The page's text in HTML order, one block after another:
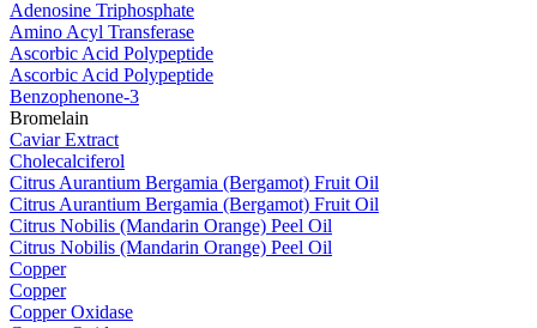
Adenosine Triphosphate
Amino Acyl Transferase
Ascorbic Acid Polypeptide
Ascorbic Acid Polypeptide
Benzophenone-3
Bromelain
Caviar Extract
Cholecalciferol
Citrus Aurantium Bergamia (Bergamot) Fruit Oil
Citrus Aurantium Bergamia (Bergamot) Fruit Oil
Citrus Nobilis (Mandarin Orange) Peel Oil
Citrus Nobilis (Mandarin Orange) Peel Oil
Copper
Copper
Copper Oxidase